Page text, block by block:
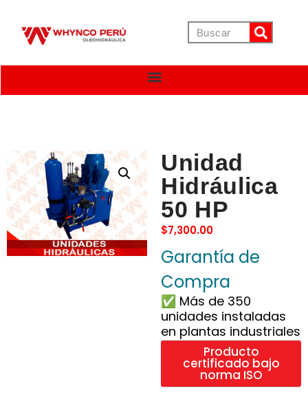
Unidad
Hidráulica
50 HP
$7,300.00
Garantía de
Compra
✅ Más de 350
unidades instaladas
en plantas industriales
Producto
certificado bajo
norma ISO